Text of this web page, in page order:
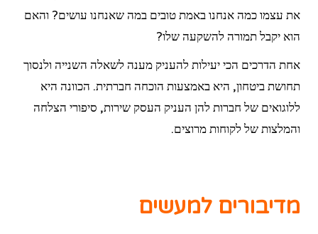
את עצמו כמה אנחנו באמת טובים במה שאנחנו עושים? והאם
הוא יקבל תמורה להשקעה שלו?
אחת הדרכים הכי יעילות להעניק מענה לשאלה השנייה ולנסוך
תחושת ביטחון, היא באמצעות הוכחה חברתית. הכוונה היא
ללוגואים של חברות להן העניק העסק שירות, סיפורי הצלחה
והמלצות של לקוחות מרוצים.
מדיבורים למעשים